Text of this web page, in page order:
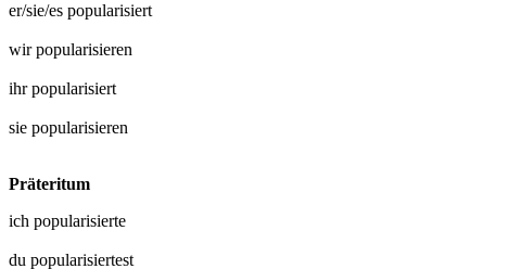
er/sie/es popularisiert
wirpopularisieren
ihrpopularisiert
sie popularisieren
Präteritum
ich popularisierte
du popularisiertest